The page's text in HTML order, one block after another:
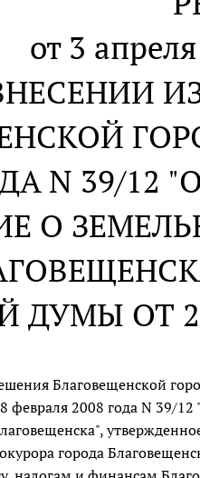
от 3
N 39/12
О
ДУМЫ ОТ
Благовещенской
февраля 2008 года N 39/
города